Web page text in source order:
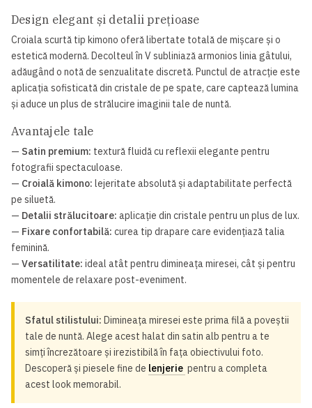
Design elegant și detalii prețioase
Croiala scurtă tip kimono oferă libertate totală de mișcare și o
estetică modernă. Decolteul în V subliniază armonios linia gâtului,
adăugând o notă de senzualitate discretă. Punctul de atracție este
aplicația sofisticată din cristale de pe spate, care captează lumina
și aduce un plus de strălucire imaginii tale de nuntă.
Avantajele tale
— Satin premium: textură fluidă cu reflexii elegante pentru
fotografii spectaculoase.
— Croială kimono: lejeritate absolută și adaptabilitate perfectă
pe siluetă.
— Detalii strălucitoare: aplicație din cristale pentru un plus de lux.
— Fixare confortabilă: curea tip drapare care evidențiază talia
feminină.
— Versatilitate: ideal atât pentru dimineața miresei, cât și pentru
momentele de relaxare post-eveniment.
Sfatul stilistului: Dimineața miresei este prima filă a poveștii
tale de nuntă. Alege acest halat din satin alb pentru a te
simți încrezătoare și irezistibilă în fața obiectivului foto.
Descoperă și piesele fine de lenjerie pentru a completa
acest look memorabil.